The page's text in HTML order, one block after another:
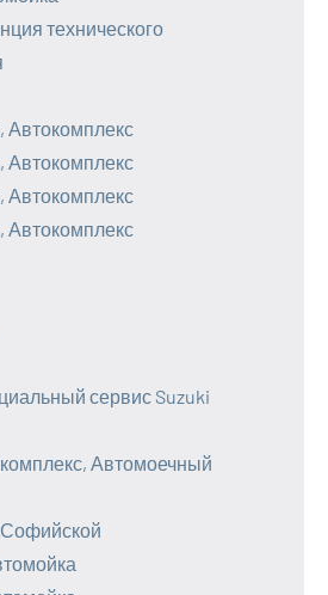
технического
Автокомплекс
Автокомплекс
Автокомплекс
Автокомплекс
сервис Suzuki
Автомоечный